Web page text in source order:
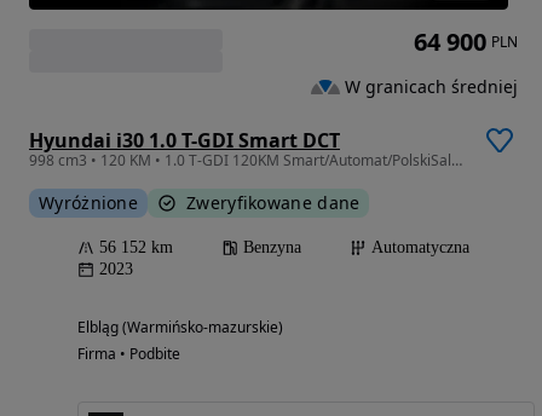
Hyundai i30 1.0 T-GDI Smart DCT
998 cm3 • 120 KM • 1.0 T-GDI 120KM Smart/Automat/PolskiSalon/1Właściciel/SerwisASO
Wyróżnione Zweryfikowane dane
56 152 km Benzyna
Automatyczna
2023
Elbląg (Warmińsko-mazurskie)
Firma • Podbite
64 900 PLN
W granicach średniej